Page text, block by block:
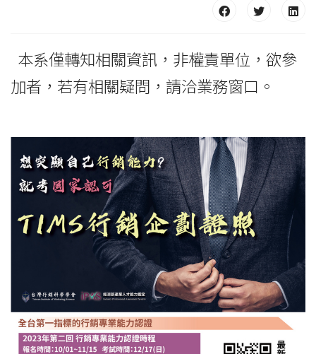
本系僅轉知相關資訊，非權責單位，欲參
加者，若有相關疑問，請洽業務窗口。